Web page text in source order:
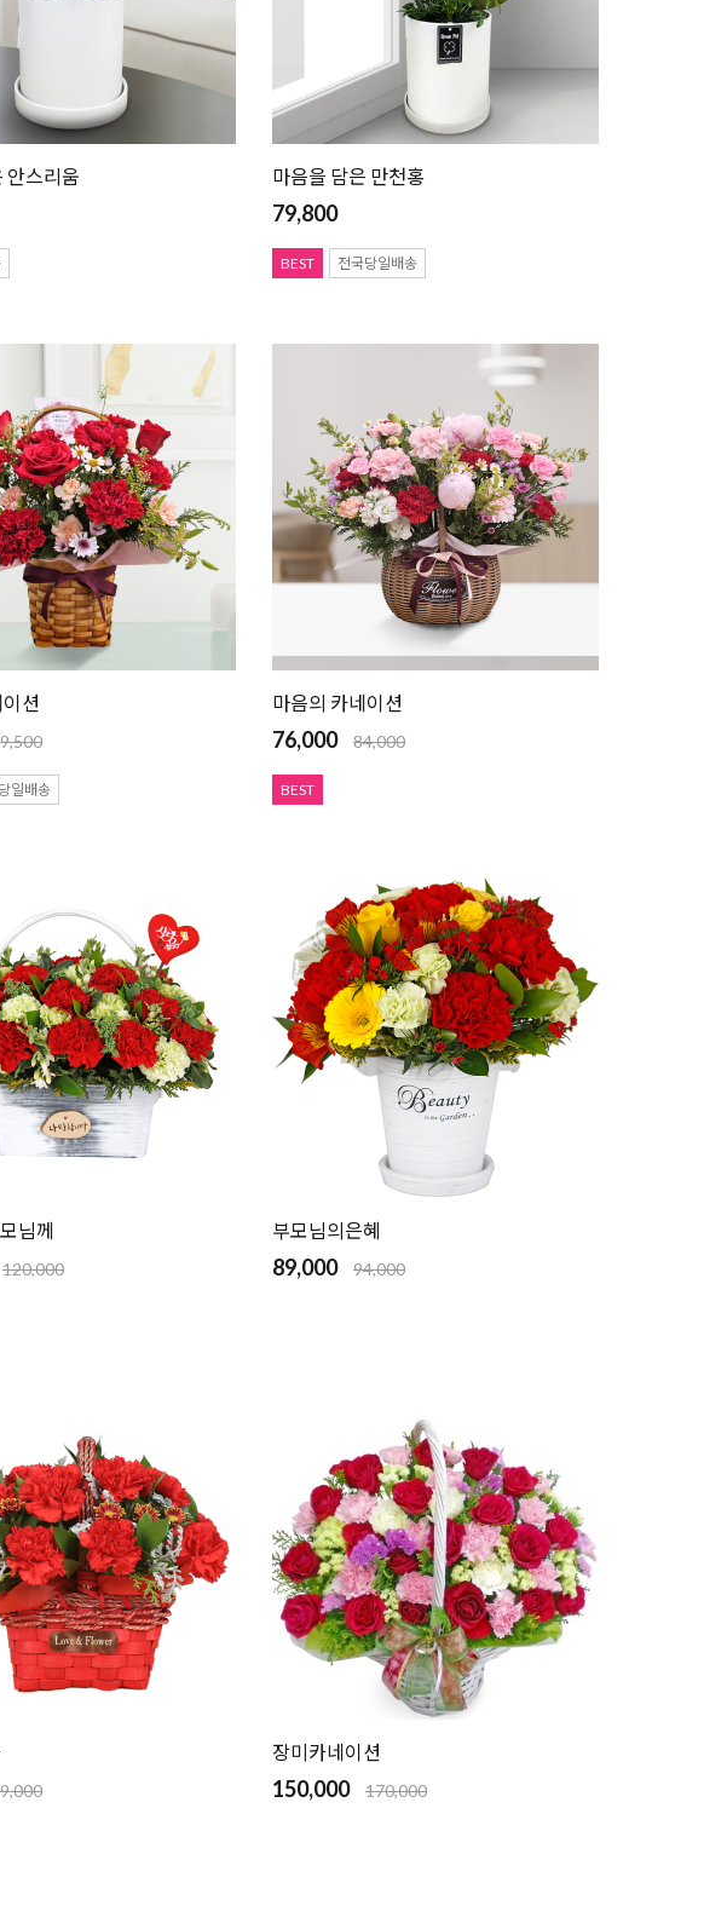
안스리움 마음을 담은 만천홍
79,800
BEST 전국당일배송
션
일배송
마음의 카네이션
76,000 84,000
BEST
님께
120,000
부모님의은혜
89,000 94,000
장미카네이션
150,000 170,000